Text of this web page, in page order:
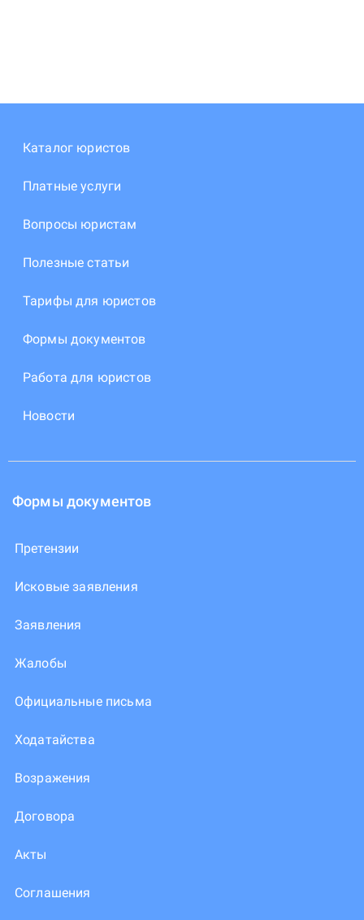
Каталог юристов
Платные услуги
Вопросы юристам
Полезные статьи
Тарифы для юристов
Формы документов
Работа для юристов
Новости
Формы документов
Претензии
Исковые заявления
Заявления
Жалобы
Официальные письма
Ходатайства
Возражения
Договора
Акты
Соглашения